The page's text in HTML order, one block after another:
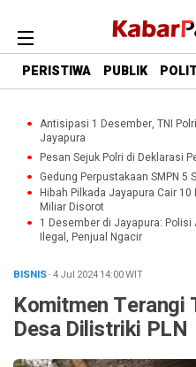
PERISTIWA PUBLIK
Antisipasi 1 Desember, TNI
Jayapura
Pesan Sejuk Polri di Deklarasi
Gedung Perpustakaan SMPN 5
Hibah Pilkada Jayapura Cair
Miliar Disorot
1 Desember di Jayapura:
Ilegal, Penjual Ngacir
BISNIS· 4 Jul 202414:00WIT
Komitmen Terangi
Desa Dilistriki PLN